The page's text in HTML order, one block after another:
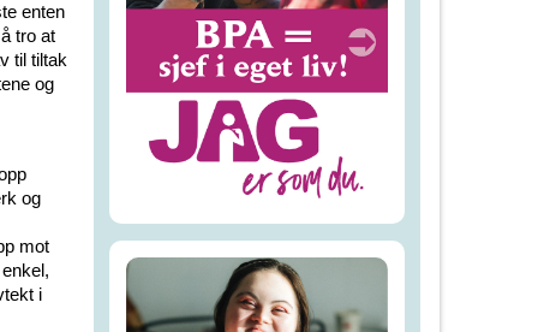
enten
tro at
til tiltak
og
og
mot
i